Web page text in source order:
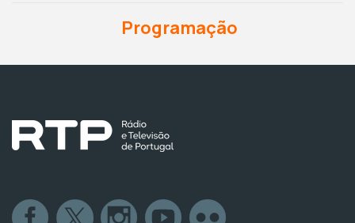
Programação